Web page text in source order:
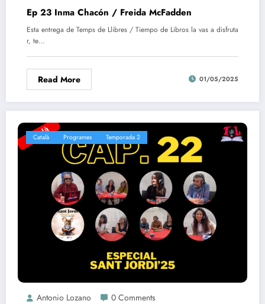
Ep 23 Inma Chacón / Freida McFadden
Esta entrega de Temps de Llibres / Tiempo de Libros la vas a disfruta
r, te…
Read More 01/05/2025
Català Programes Temporada 2
Antonio Lozano 0 Comments